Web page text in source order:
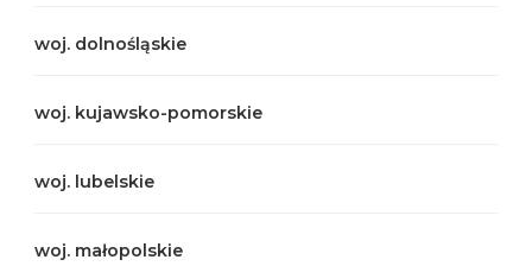
woj. dolnośląskie
woj. kujawsko-pomorskie
woj. lubelskie
woj. małopolskie